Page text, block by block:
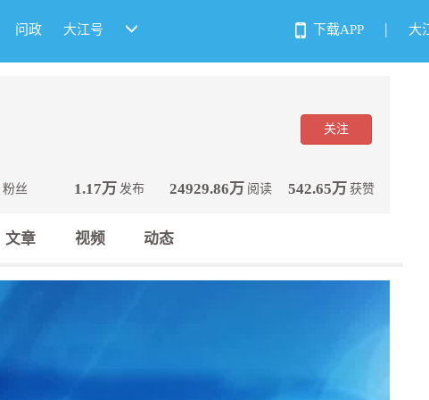
问政 大江号 下载APP | 大
关注
粉丝 1.17万 发布 24929.86万 阅读 542.65万 获赞
文章 视频 动态